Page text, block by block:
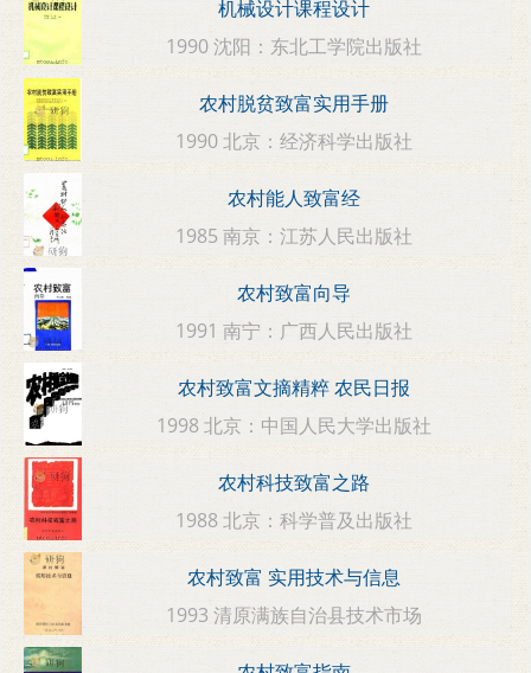
机械设计课程设计
1990 沈阳：东北工学院出版社
农村脱贫致富实用手册
1990 北京：经济科学出版社
农村能人致富经
1985 南京：江苏人民出版社
农村致富向导
1991 南宁：广西人民出版社
农村致富文摘精粹 农民日报
1998 北京：中国人民大学出版社
农村科技致富之路
1988 北京：科学普及出版社
农村致富 实用技术与信息
1993 清原满族自治县技术市场